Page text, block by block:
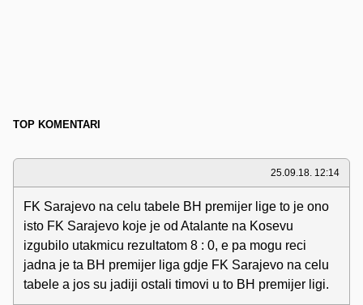
TOP KOMENTARI
25.09.18. 12:14
FK Sarajevo na celu tabele BH premijer lige to je ono
isto FK Sarajevo koje je od Atalante na Kosevu
izgubilo utakmicu rezultatom 8 : 0, e pa mogu reci
jadna je ta BH premijer liga gdje FK Sarajevo na celu
tabele a jos su jadiji ostali timovi u to BH premijer ligi.